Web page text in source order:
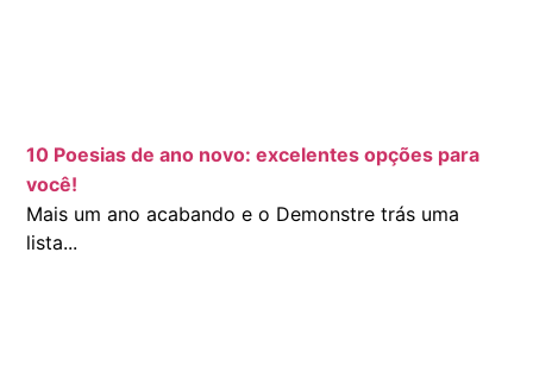
10 Poesias de ano novo: excelentes opções para
você!
Mais um ano acabando e o Demonstre trás uma
lista...